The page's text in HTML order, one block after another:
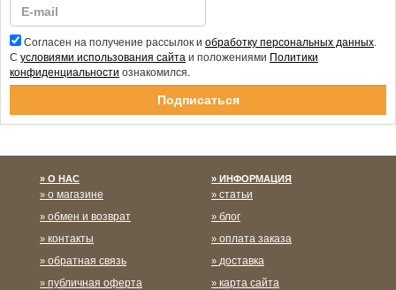
Согласен на получение рассылок и обработку персональных данных
С условиями использования сайта и положениями Политики
конфиденциальности ознакомился.
О НАС
о магазине
обмен и возврат
контакты
обратная связь
публичная оферта
ИНФОРМАЦИЯ
статьи
блог
оплата заказа
доставка
карта сайта